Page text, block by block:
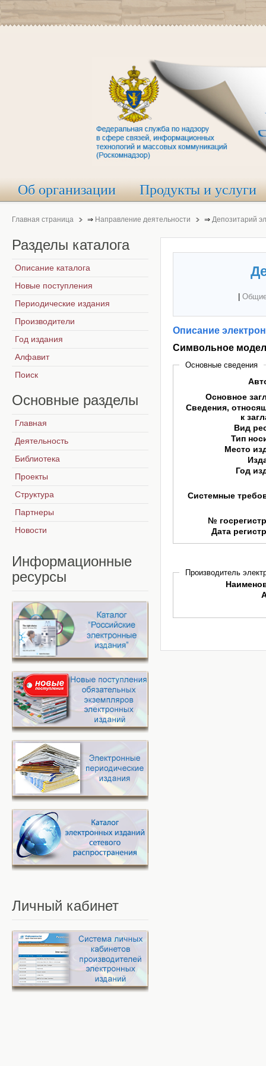
Об организации Продукты и услуги
Главная страница ⇒ Направление деятельности ⇒ Депозитарий
Описание
Символьное
Основные сведения
Основное
Сведения,
к
Вид
Тип
Место
Год
Системные
№
Дата
Производитель
Разделы каталога
Описание каталога
Новые поступления
Периодические издания
Производители
Год издания
Алфавит
Поиск
Основные разделы
Главная
Деятельность
Библиотека
Проекты
Структура
Партнеры
Новости
Информационные
ресурсы
Личный кабинет